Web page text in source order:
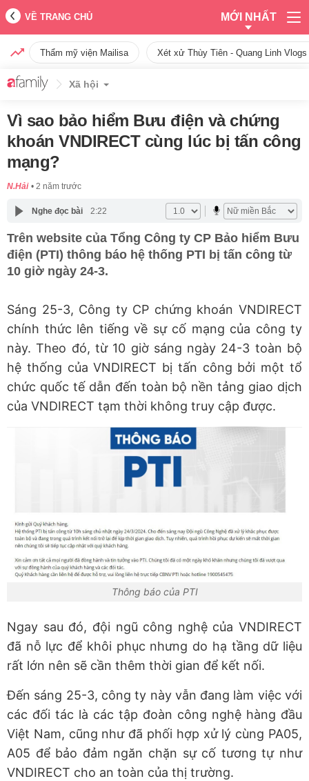
VỀ TRANG CHỦ MỚI NHẤT
Thẩm mỹ viện Mailisa Xét xử Thùy Tiên - Quang Linh
Xã hội
Vì sao bảo hiểm Bưu điện và chứng
khoán VNDIRECT cùng lúc bị tấn công
mạng?
N.Hải 2 năm trước
Nghe đọc bài 2:22
Trên website của Tổng Công ty CP Bảo hiểm Bưu
điện (PTI) thông báo hệ thống PTI bị tấn công từ
10 giờ ngày 24-3.
Sáng 25-3, Công ty CP chứng khoán VNDIRECT
chính thức lên tiếng về sự cố mạng của công ty
này. Theo đó, từ 10 giờ sáng ngày 24-3 toàn bộ
hệ thống của VNDIRECT bị tấn công bởi một tổ
chức quốc tế dẫn đến toàn bộ nền tảng giao dịch
của VNDIRECT tạm thời không truy cập được.
Thông báo của PTI
Ngay sau đó, đội ngũ công nghệ của VNDIRECT
đã nỗ lực để khôi phục nhưng do hạ tầng dữ liệu
rất lớn nên sẽ cần thêm thời gian để kết nối.
Đến sáng 25-3, công ty này vẫn đang làm việc với
các đối tác là các tập đoàn công nghệ hàng đầu
Việt Nam, cũng như đã phối hợp xử lý cùng PA05,
A05 để bảo đảm ngăn chặn sự cố tương tự như
VNDIRECT cho an toàn của thị trường.